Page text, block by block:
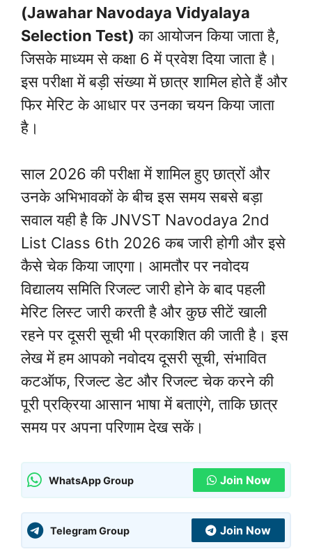
(Jawahar Navodaya Vidyalaya
Selection Test) का आयोजन किया जाता है,
जिसके माध्यम से कक्षा 6 में प्रवेश दिया जाता है।
इस परीक्षा में बड़ी संख्या में छात्र शामिल होते हैं और
फिर मेरिट के आधार पर उनका चयन किया जाता
है।
साल 2026 की परीक्षा में शामिल हुए छात्रों और
उनके अभिभावकों के बीच इस समय सबसे बड़ा
सवाल यही है कि JNVST Navodaya 2nd
List Class 6th 2026 कब जारी होगी और इसे
कैसे चेक किया जाएगा। आमतौर पर नवोदय
विद्यालय समिति रिजल्ट जारी होने के बाद पहली
मेरिट लिस्ट जारी करती है और कुछ सीटें खाली
रहने पर दूसरी सूची भी प्रकाशित की जाती है। इस
लेख में हम आपको नवोदय दूसरी सूची, संभावित
कटऑफ, रिजल्ट डेट और रिजल्ट चेक करने की
पूरी प्रक्रिया आसान भाषा में बताएंगे, ताकि छात्र
समय पर अपना परिणाम देख सकें।
WhatsApp Group Join Now
Telegram Group Join Now